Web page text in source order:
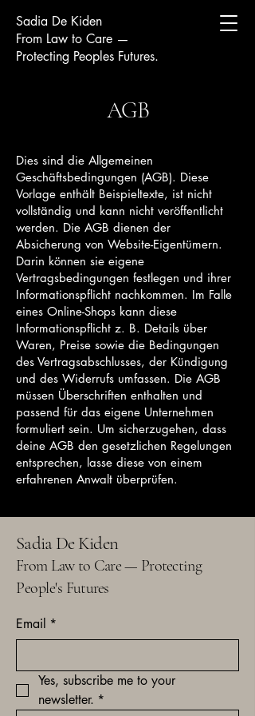
Sadia De Kiden
From Law to Care —
Protecting Peoples Futures.
AGB
Dies sind die Allgemeinen
Geschäftsbedingungen (AGB). Diese
Vorlage enthält Beispieltexte, ist nicht
vollständig und kann nicht veröffentlicht
werden. Die AGB dienen der
Absicherung von Website-Eigentümern.
Darin können sie eigene
Vertragsbedingungen festlegen und ihrer
Informationspflicht nachkommen. Im Falle
eines Online-Shops kann diese
Informationspflicht z. B. Details über
Waren, Preise sowie die Bedingungen
des Vertragsabschlusses, der Kündigung
und des Widerrufs umfassen. Die AGB
müssen Überschriften enthalten und
passend für das eigene Unternehmen
formuliert sein. Um sicherzugehen, dass
deine AGB den gesetzlichen Regelungen
entsprechen, lasse diese von einem
erfahrenen Anwalt überprüfen.
Sadia De Kiden
From Law to Care — Protecting
People's Futures
Email *
Yes, subscribe me to your
newsletter. *